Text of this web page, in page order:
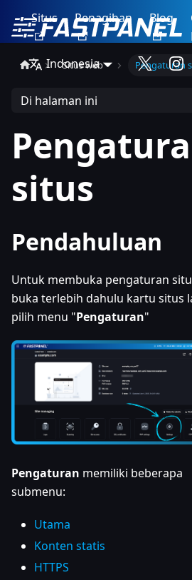
Situs Penagihan Blog
Indonesia
Situs web Pengaturan
Di halaman ini
situs
Pendahuluan
Untuk membuka pengaturan
buka terlebih dahulu kartu situs
pilih menu "Pengaturan"
Pengaturan memiliki beberapa
submenu:
Utama
Konten statis
HTTPS